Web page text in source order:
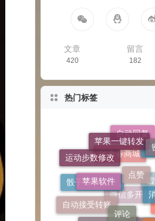
文章
420
留言
182
热门标签
致青春商城
自动回复
骰子猜拳自定义
运动步数修改
苹果一键转发
自动接受转账
苹果软件
点赞
零钱修改
评论